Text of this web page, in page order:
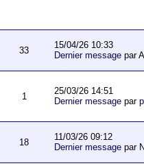
33
15/04/26 10:33
Dernier messagepar
1
25/03/26 14:51
Dernier messagepar
18
11/03/26 09:12
Dernier messagepar